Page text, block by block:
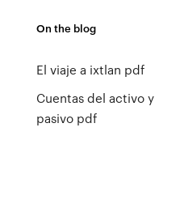
On the blog
El viaje a ixtlan pdf
Cuentas del activo y
pasivo pdf